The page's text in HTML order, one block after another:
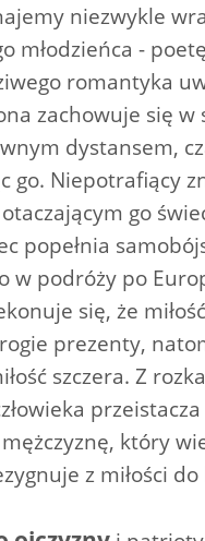
niezwykle
młodzieńca -
romantyka
zachowuje się w
dystansem,
go. Niepotrafiący
go
popełnia
w podróży po
się, że
prezenty,
szczera. Z
który
z miłości